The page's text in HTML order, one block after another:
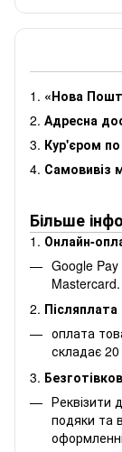
1. «Нова
2. Адресна
3. Кур'єром
4. Самовивіз
Більше
1. Онлайн-
Google
Mastercard.
2. Післяплата
оплата
складає
3.
Реквізити
подяки та